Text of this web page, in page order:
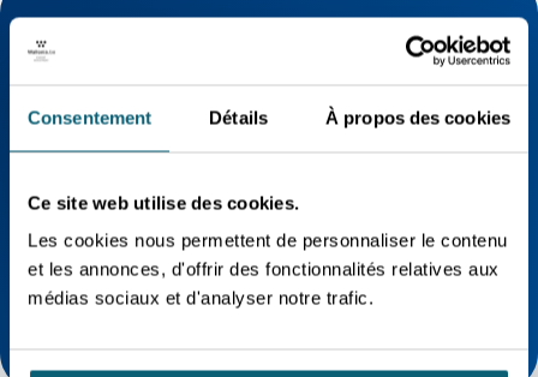
Consentement Détails À propos des cookies
Ce site web utilise des cookies.
Les cookies nous permettent de personnaliser le contenu
et les annonces, d'offrir des fonctionnalités relatives aux
médias sociaux et d'analyser notre trafic.
LES PROCHAINS BUSINESS DAYS
AGENDA
Business Days 2026
Inscrivez-vous aux Business Days 2026